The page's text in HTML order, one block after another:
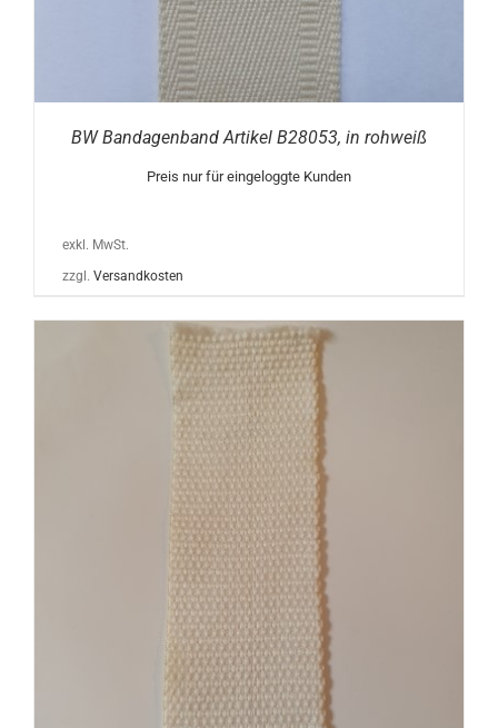
BW Bandagenband Artikel B28053, in rohweiß
Preis nur für eingeloggte Kunden
exkl. MwSt.
zzgl. Versandkosten